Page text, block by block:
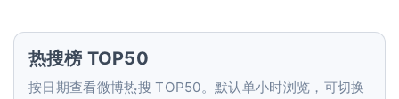
热搜榜 TOP50
按日期查看微博热搜 TOP50。默认单小时浏览，可切换